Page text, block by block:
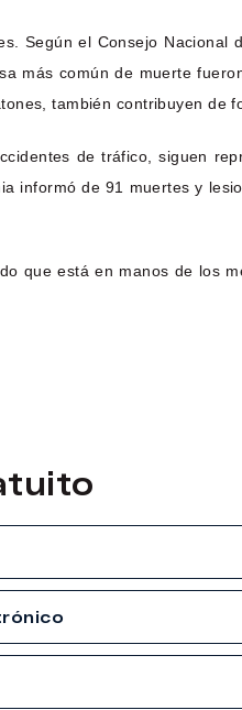
Según el Consejo Nacional
más común de muerte
también contribuyen de
de tráfico, siguen
informó de 91 muertes y
que está en manos de los